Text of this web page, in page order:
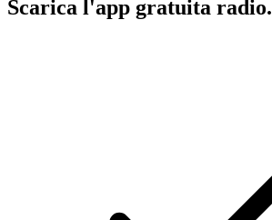
Scarica l'app gratuita